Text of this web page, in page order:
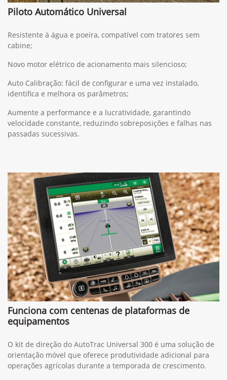
Piloto Automático Universal
Resistente à água e poeira, compatível com tratores sem
cabine;
Novo motor elétrico de acionamento mais silencioso;
Auto Calibração: fácil de configurar e uma vez instalado,
identifica e melhora os parâmetros;
Aumente a performance e a lucratividade, garantindo
velocidade constante, reduzindo sobreposições e falhas nas
passadas sucessivas.
Funciona com centenas de plataformas de
equipamentos
O kit de direção do AutoTrac Universal 300 é uma solução de
orientação móvel que oferece produtividade adicional para
operações agrícolas durante a temporada de crescimento.